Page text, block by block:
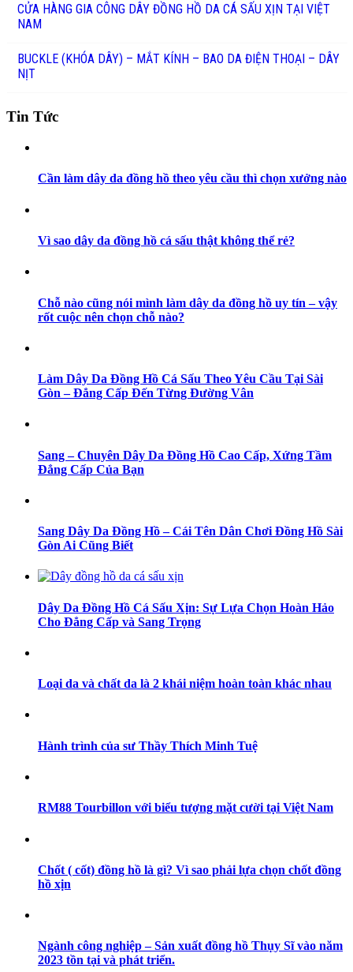
CỬA HÀNG GIA CÔNG DÂY ĐỒNG HỒ DA CÁ SẤU XỊN TẠI VIỆT
NAM
BUCKLE (KHÓA DÂY) – MẮT KÍNH – BAO DA ĐIỆN THOẠI – DÂY
NỊT
Tin Tức
Cần làm dây da đồng hồ theo yêu cầu thì chọn xưởng nào
Vì sao dây da đồng hồ cá sấu thật không thể rẻ?
Chỗ nào cũng nói mình làm dây da đồng hồ uy tín – vậy
rốt cuộc nên chọn chỗ nào?
Làm Dây Da Đồng Hồ Cá Sấu Theo Yêu Cầu Tại Sài
Gòn – Đẳng Cấp Đến Từng Đường Vân
Sang – Chuyên Dây Da Đồng Hồ Cao Cấp, Xứng Tầm
Đẳng Cấp Của Bạn
Sang Dây Da Đồng Hồ – Cái Tên Dân Chơi Đồng Hồ Sài
Gòn Ai Cũng Biết
Dây Da Đồng Hồ Cá Sấu Xịn: Sự Lựa Chọn Hoàn Hảo
Cho Đẳng Cấp và Sang Trọng
Loại da và chất da là 2 khái niệm hoàn toàn khác nhau
Hành trình của sư Thầy Thích Minh Tuệ
RM88 Tourbillon với biểu tượng mặt cười tại Việt Nam
Chốt ( cốt) đồng hồ là gì? Vì sao phải lựa chọn chốt đồng
hồ xịn
Ngành công nghiệp – Sản xuất đồng hồ Thụy Sĩ vào năm
2023 tồn tại và phát triển.